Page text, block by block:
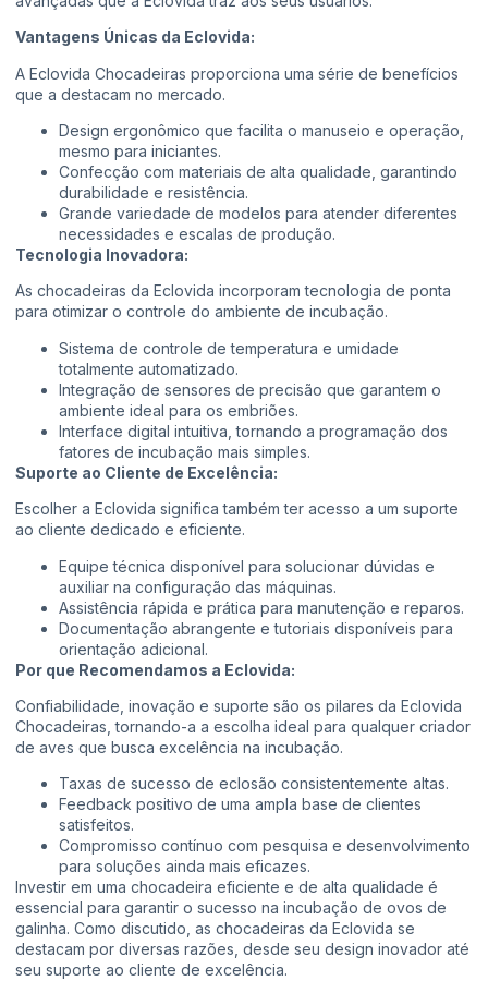
Vantagens Únicas da Eclovida:
A Eclovida Chocadeiras proporciona uma série de benefícios
que a destacam no mercado.
Design ergonômico que facilita o manuseio e operação,
mesmo para iniciantes.
Confecção com materiais de alta qualidade, garantindo
durabilidade e resistência.
Grande variedade de modelos para atender diferentes
necessidades e escalas de produção.
Tecnologia Inovadora:
As chocadeiras da Eclovida incorporam tecnologia de ponta
para otimizar o controle do ambiente de incubação.
Sistema de controle de temperatura e umidade
totalmente automatizado.
Integração de sensores de precisão que garantem o
ambiente ideal para os embriões.
Interface digital intuitiva, tornando a programação dos
fatores de incubação mais simples.
Suporte ao Cliente de Excelência:
Escolher a Eclovida significa também ter acesso a um suporte
ao cliente dedicado e eficiente.
Equipe técnica disponível para solucionar dúvidas e
auxiliar na configuração das máquinas.
Assistência rápida e prática para manutenção e reparos.
Documentação abrangente e tutoriais disponíveis para
orientação adicional.
Por que Recomendamos a Eclovida:
Confiabilidade, inovação e suporte são os pilares da Eclovida
Chocadeiras, tornando-a a escolha ideal para qualquer criador
de aves que busca excelência na incubação.
Taxas de sucesso de eclosão consistentemente altas.
Feedback positivo de uma ampla base de clientes
satisfeitos.
Compromisso contínuo com pesquisa e desenvolvimento
para soluções ainda mais eficazes.
Investir em uma chocadeira eficiente e de alta qualidade é
essencial para garantir o sucesso na incubação de ovos de
galinha. Como discutido, as chocadeiras da Eclovida se
destacam por diversas razões, desde seu design inovador até
seu suporte ao cliente de excelência.